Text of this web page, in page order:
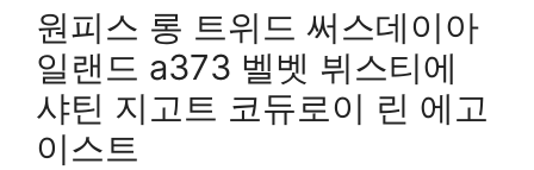
원피스 롱 트위드 써스데이아
일랜드 a373 벨벳 뷔스티에
샤틴 지고트 코듀로이 린 에고
이스트